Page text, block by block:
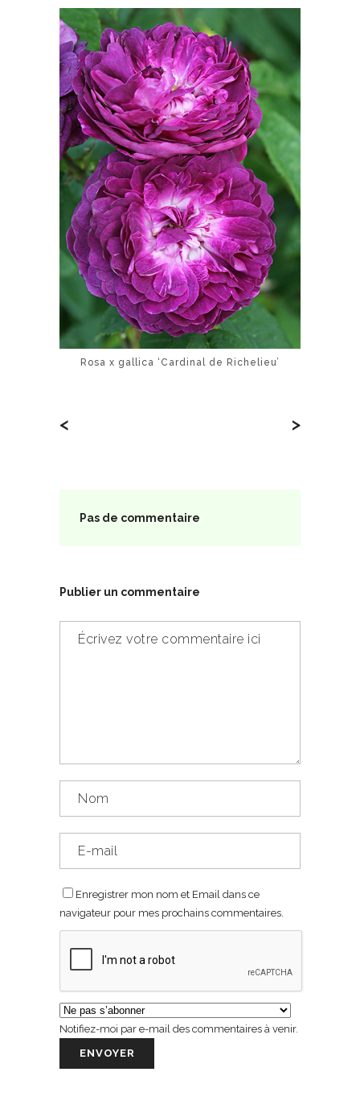
Rosa x gallica ‘Cardinal de Richelieu’
< >
Pas de commentaire
Publier un commentaire
Enregistrer mon nom et Email dans ce
navigateur pour mes prochains commentaires.
Notifiez-moi par e-mail des commentaires à venir.